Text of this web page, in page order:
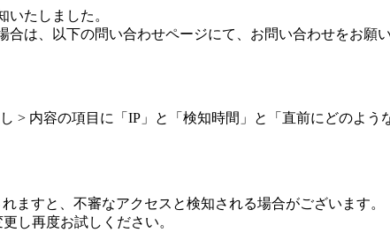
たしました。
は、以下の問い合わせページにて、お問い合わせをお願い
> 内容の項目に「IP」と「検知時間」と「直前にどのよう
ますと、不審なアクセスと検知される場合がございます。
し再度お試しください。